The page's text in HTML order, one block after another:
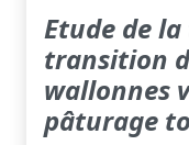
Etude de
transition
wallonnes
pâturage